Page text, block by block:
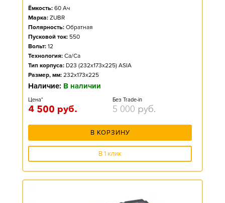
Ёмкость: 60 Ач
Марка: ZUBR
Полярность: Обратная
Пусковой ток: 550
Вольт: 12
Технология: Ca/Ca
Тип корпуса: D23 (232x173x225) ASIA
Размер, мм: 232x173x225
Наличие: В наличии
Цена*
4 500 руб.
Без Trade-in
5 000 руб.
В КОРЗИНУ
В 1 клик